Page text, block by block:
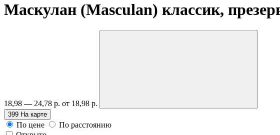
Маскулан (Masculan) классик,
18,98 — 24,78 р. от 18,98 р.
399 На карте
По цене
По расстоянию